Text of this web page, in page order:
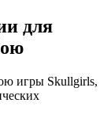
для
игры Skullgirls,